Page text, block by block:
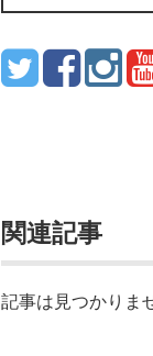
関連記事
記事は見つかりま